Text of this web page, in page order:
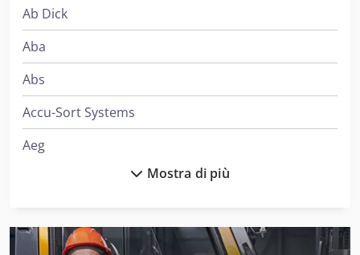
Ab Dick
Aba
Abs
Accu-Sort Systems
Aeg
Alber
Mostra di più